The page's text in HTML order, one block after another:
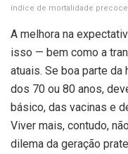
índice de mortalidade precoce
A melhora na
isso — bem como a
atuais. Se boa parte
dos 70 ou 80 anos,
básico, das vacinas e
Viver mais, contudo,
dilema da geração